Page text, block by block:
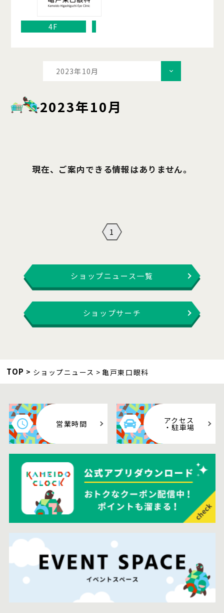
4F
2023年10月
2023年10月
現在、ご案内できる情報はありません。
1
ショップニュース一覧
ショップサーチ
TOP ショップニュース 亀戸東口眼科
営業時間 アクセス
・駐車場